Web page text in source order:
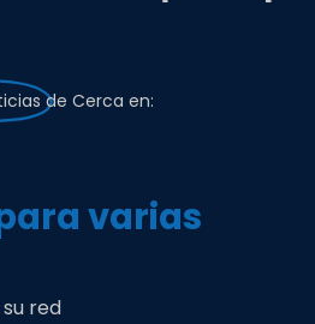
de Cerca en:
varias
red